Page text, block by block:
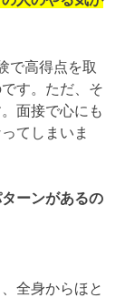
で高得点を取
す。ただ、そ
面接で心にも
てしまいま
ーンがあるの
全身からほと